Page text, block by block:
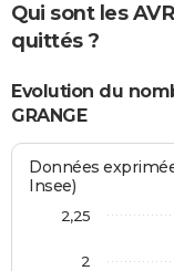
Qui sont les
quittés ?
Evolution du
GRANGE
Données
Insee)
2
2,25